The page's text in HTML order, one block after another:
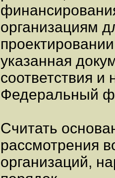
организациям
указанная
соответствия и
Федеральный
Считать
рассмотрения
организаций,